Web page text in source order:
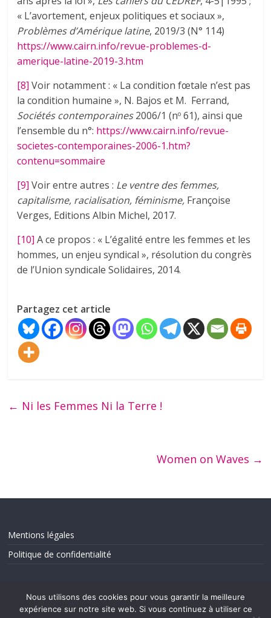
« L’avortement, enjeux politiques et sociaux »,
Problèmes d’Amérique latine, 2019/3 (N° 114)
https://www.cairn.info/revue-problemes-d-
amerique-latine-2019-3.htm
[8] Voir notamment : « La condition fœtale n’est pas
la condition humaine », N. Bajos et M. Ferrand,
Sociétés contemporaines 2006/1 (no 61), ainsi que
l’ensemble du n°: https://www.cairn.info/revue-
societes-contemporaines-2006-1.htm?
contenu=sommaire
[9] Voir entre autres : Le ventre des femmes,
capitalisme, racialisation, féminisme, Françoise
Verges, Editions Albin Michel, 2017.
[10] A ce propos : « L’égalité entre les femmes et les
hommes, un enjeu syndical », résolution du congrès
de l’Union syndicale Solidaires, 2014.
Partagez cet article
← Ni les Femmes Ni la Terre !
Women on Waves →
Mentions légales
Politique de confidentialité
Nous utilisons des cookies pour vous garantir la meilleure
expérience sur notre site web. Si vous continuez à utiliser ce